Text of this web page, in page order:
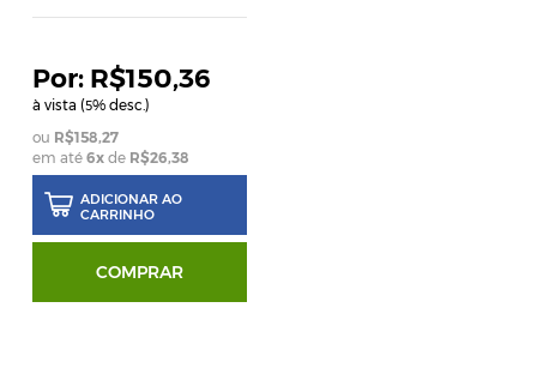
R$150,36
à vista (5% desc.)
R$158,27
em até6x de R$26,38
ADICIONAR AO
CARRINHO
COMPRAR